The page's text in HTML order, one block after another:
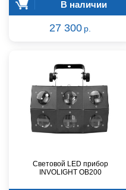
В наличии
27 300 р.
Световой LED прибор
INVOLIGHT OB200